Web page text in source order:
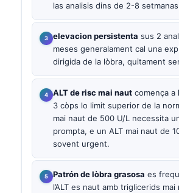
las analisis dins de 2-8
elevacion persistenta sus 2
meses generalament cal una
dirigida de la lòbra, quitament
ALT de risc mai naut comença a
3 còps lo limit superior de la
mai naut de 500 U/L necessita
prompta, e un ALT mai naut de
sovent urgent.
Patrón de lòbra grasosa es
l’ALT es naut amb triglicerids